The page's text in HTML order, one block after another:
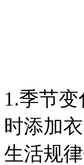
1.季节
时添加
生活规